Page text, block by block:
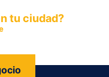
tu ciudad?